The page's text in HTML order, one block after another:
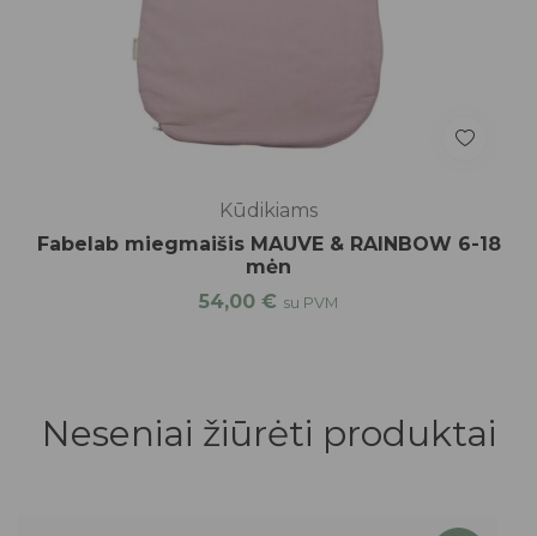
Kūdikiams
Fabelab miegmaišis MAUVE & RAINBOW 6-18
mėn
54,00 € su PVM
Neseniai žiūrėti produktai